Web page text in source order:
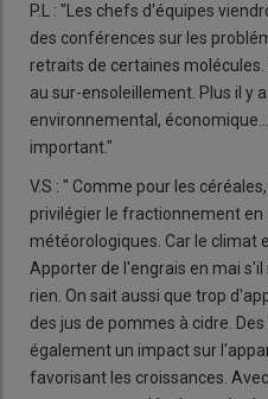
P.L : "Les chefs d'équipes
des conférences sur les
retraits de certaines
au sur-ensoleillement. Plus il y
environnemental,
important."
V.S : " Comme pour les
privilégier le fractionnement
météorologiques. Car le climat
Apporter de l'engrais en mai
rien. On sait aussi que trop
des jus de pommes à cidre.
également un impact sur
favorisant les croissances.